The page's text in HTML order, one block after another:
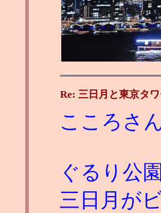
Re: 三日月と東京タ
こころさ
ぐるり公
三日月が